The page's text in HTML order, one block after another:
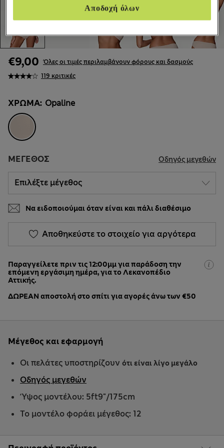
119 κριτικές
€9,00 Όλες οι τιμές περιλαμβάνουν φόρους και δασμούς
ΧΡΏΜΑ: Opaline
ΜΈΓΕΘΟΣ Οδηγός μεγεθών
Να ειδοποιούμαι όταν είναι και πάλι διαθέσιμο
Αποθηκεύστε το στοιχείο για αργότερα
Παραγγείλετε πριν τις 12:00μμ για παράδοση την
επόμενη εργάσιμη ημέρα, για το Λεκανοπέδιο
Αττικής.
ΔΩΡΕΑΝ αποστολή στο σπίτι για αγορές άνω των €50
Μέγεθος και εφαρμογή
Οι πελάτες υποστηρίζουν ότι είναι λίγο μεγάλο
Ύψος μοντέλου: 5ft9"/175cm
Το μοντέλο φοράει μέγεθος: 12
Οδηγός μεγεθών
Αποδοχή όλων